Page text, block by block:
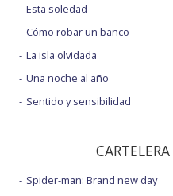
Esta soledad
Cómo robar un banco
La isla olvidada
Una noche al año
Sentido y sensibilidad
Spider-man: Brand new day